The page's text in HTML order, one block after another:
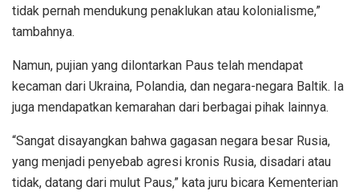
tidak pernah mendukung penaklukan atau kolonialisme,”
tambahnya.
Namun, pujian yang dilontarkan Paus telah mendapat
kecaman dari Ukraina, Polandia, dan negara-negara Baltik. Ia
juga mendapatkan kemarahan dari berbagai pihak lainnya.
“Sangat disayangkan bahwa gagasan negara besar Rusia,
yang menjadi penyebab agresi kronis Rusia, disadari atau
tidak, datang dari mulut Paus,” kata juru bicara Kementerian